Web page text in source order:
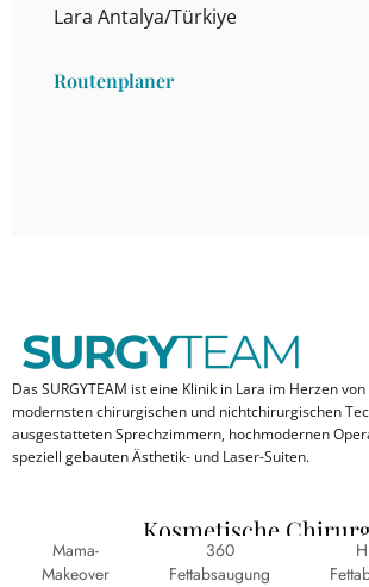
Lara Antalya/Türkiye
Routenplaner
Das SURGYTEAM ist eine Klinik in Lara im Herzen
modernsten chirurgischen und nichtchirurgischen
ausgestatteten Sprechzimmern, hochmodernen
speziell gebauten Ästhetik- und Laser-Suiten.
Kosmetische
Mama-
Makeover
360
Fettabsaugung